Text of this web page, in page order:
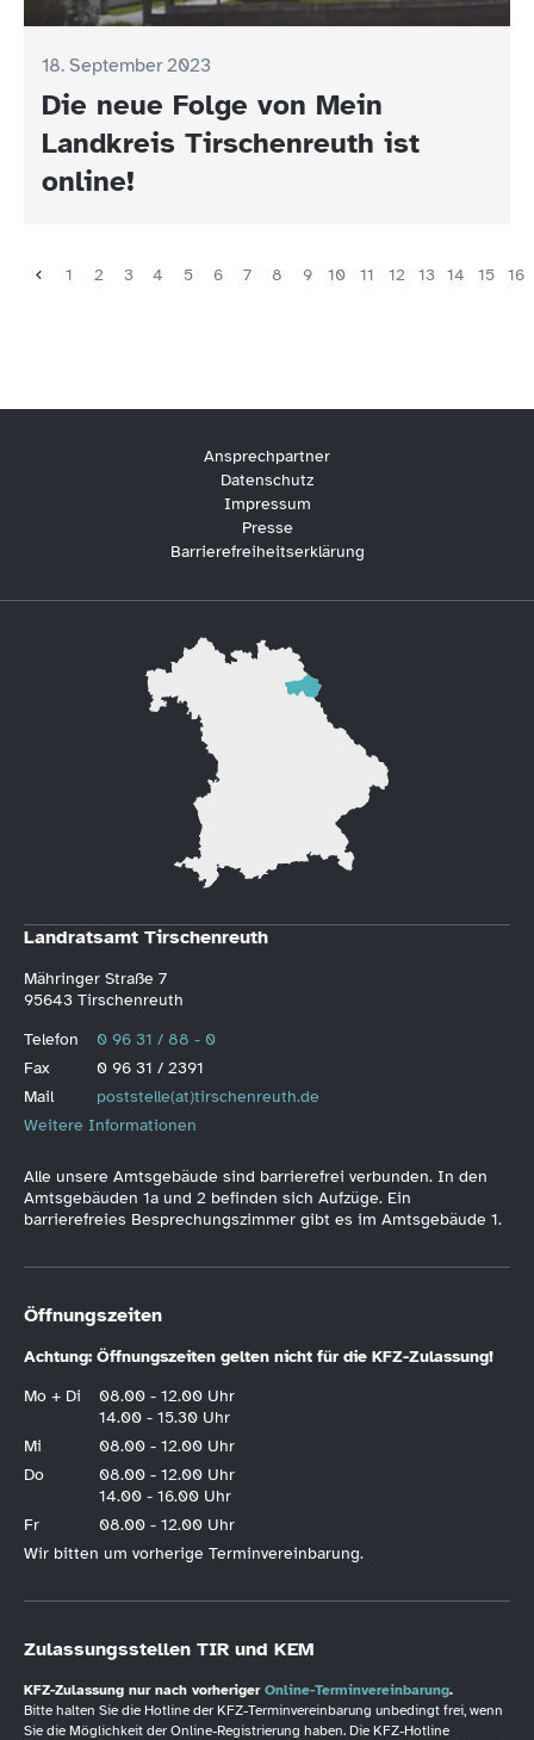
18. September 2023
Die neue Folge von Mein
Landkreis Tirschenreuth ist
online!
1 2 3 4 5 6 7 8 9 10 11 12 13 14 15 16
Ansprechpartner
Datenschutz
Impressum
Presse
Barrierefreiheitserklärung
Landratsamt Tirschenreuth
Mähringer Straße 7
95643 Tirschenreuth
Telefon
0 96 31 / 88 - 0
Fax
0 96 31 / 2391
Mail
poststelle(at)tirschenreuth.de
Weitere Informationen
Alle unsere Amtsgebäude sind barrierefrei verbunden. In den
Amtsgebäuden 1a und 2 befinden sich Aufzüge. Ein
barrierefreies Besprechungszimmer gibt es im Amtsgebäude 1.
Öffnungszeiten
Achtung: Öffnungszeiten gelten nicht für die KFZ-Zulassung!
Mo + Di
08.00 - 12.00 Uhr
14.00 - 15.30 Uhr
Mi
08.00 - 12.00 Uhr
Do
08.00 - 12.00 Uhr
14.00 - 16.00 Uhr
Fr
08.00 - 12.00 Uhr
Wir bitten um vorherige Terminvereinbarung.
Zulassungsstellen TIR und KEM
KFZ-Zulassung nur nach vorheriger Online-Terminvereinbarung.
Bitte halten Sie die Hotline der KFZ-Terminvereinbarung unbedingt frei, wenn
Sie die Möglichkeit der Online-Registrierung haben. Die KFZ-Hotline